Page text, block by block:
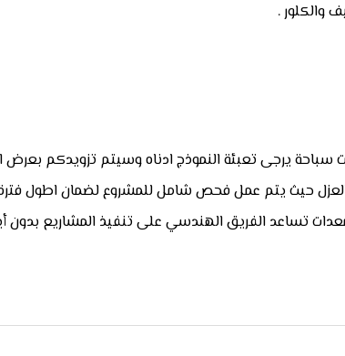
والكلور .
يرجى تعبئة النموذج ادناه وسيتم تزويدكم بعرض
حيث يتم عمل فحص شامل للمشروع لضمان اطول
تساعد الفريق الهندسي على تنفيذ المشاريع بدون